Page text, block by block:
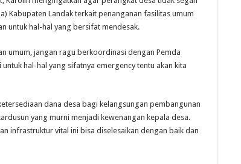
Kabupaten Landak terkait penanganan fasilitas umum
untuk hal-hal yang bersifat mendesak.
umum, jangan ragu berkoordinasi dengan Pemda
hal-hal yang sifatnya emergency tentu akan kita
dana desa bagi kelangsungan pembangunan
yang murni menjadi kewenangan kepala desa.
infrastruktur vital ini bisa diselesaikan dengan baik dan